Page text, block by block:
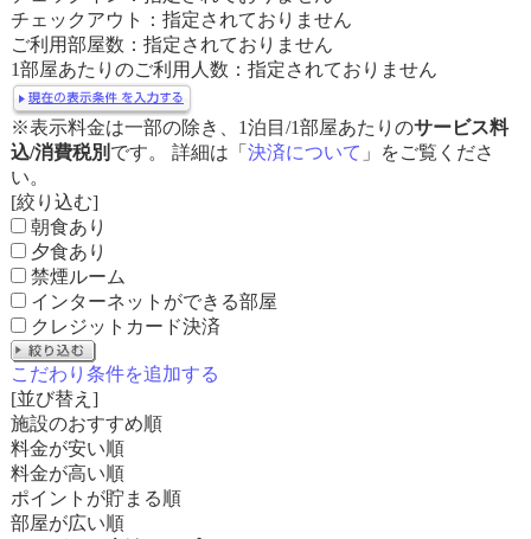
ー
チェックアウト：指定されておりません
ご利用部屋数：指定されておりません
1部屋あたりのご利用人数：指定されておりません
※表示料金は一部の除き、1泊目/1部屋あたりのサービス料
込/消費税別 です。 詳細は「 決済について 」をご覧くださ
い。
[絞り込む]
朝食あり
夕食あり
禁煙ルーム
インターネットができる部屋
クレジットカード決済
こだわり条件を追加する
[並び替え]
施設のおすすめ順
料金が安い順
料金が高い順
ポイントが貯まる順
部屋が広い順